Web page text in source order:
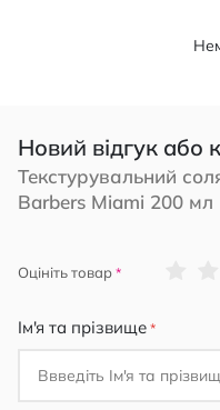
Новий відгук або
Текстурувальний
Barbers Miami 200 мл
Оцініть товар
Ім'я та прізвище